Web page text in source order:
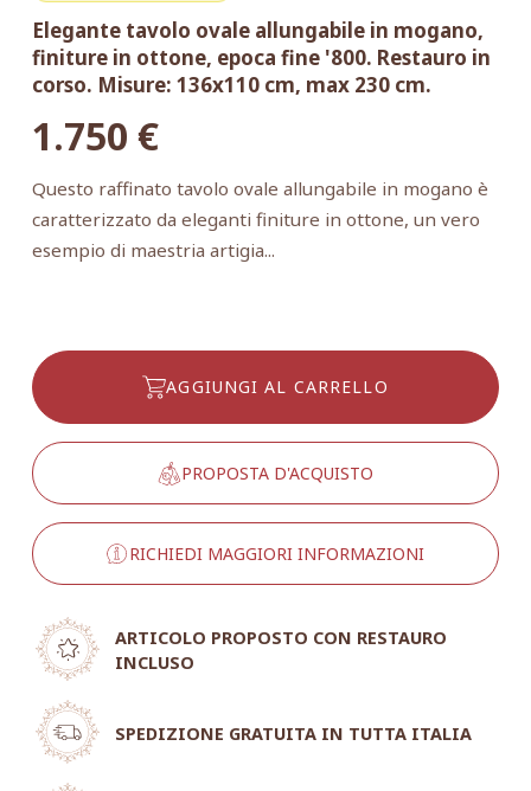
Elegante tavolo ovale allungabile in mogano,
finiture in ottone, epoca fine '800. Restauro in
corso. Misure: 136x110 cm, max 230 cm.
1.750 €
Questo raffinato tavolo ovale allungabile in mogano è
caratterizzato da eleganti finiture in ottone, un vero
esempio di maestria artigia...
AGGIUNGI AL CARRELLO
PROPOSTA D'ACQUISTO
RICHIEDI MAGGIORI INFORMAZIONI
ARTICOLO PROPOSTO CON RESTAURO
INCLUSO
SPEDIZIONE GRATUITA IN TUTTA ITALIA